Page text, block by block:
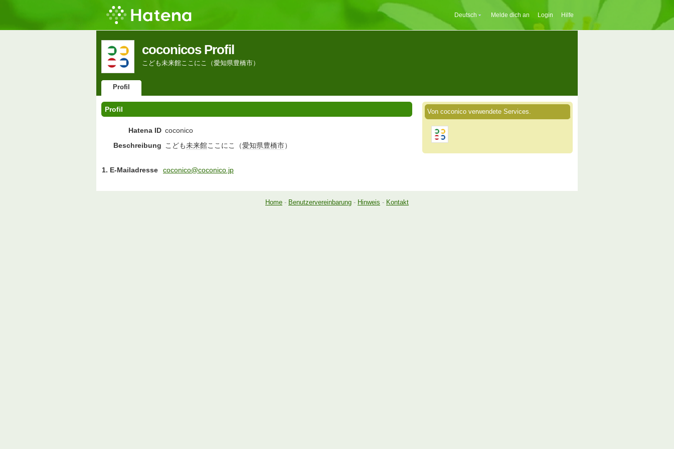
Deutsch Melde dich an Login Hilfe
coconicos Profil
こども未来館ここにこ（愛知県豊橋市）
Profil
Profil
Hatena ID coconico
Beschreibung こども未来館ここにこ（愛知県豊橋市）
1. E-Mailadresse coconico@coconico.jp
Von coconico verwendete Services.
Home - Benutzervereinbarung - Hinweis - Kontakt